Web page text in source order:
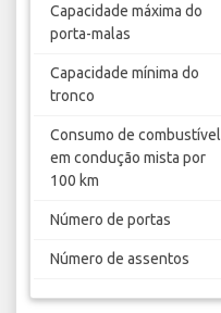
Capacidade máxima do
porta-malas
Capacidade mínima do
tronco
Consumo de combustível
em condução mista por
100 km
Número de portas
Número de assentos